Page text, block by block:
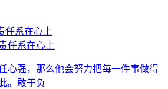
任系在心上
心强，那么他会努力把每一件事做得
。敢于负